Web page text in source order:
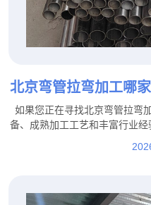
北京弯管拉弯加工哪
方管
如果您正在寻找北京弯管拉弯
备、成熟加工工艺和丰富行业经